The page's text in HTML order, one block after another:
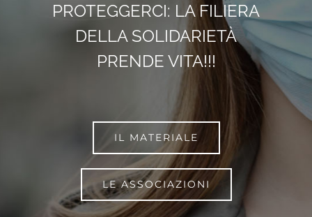
PROTEGGERCI: LA FILIERA
DELLA SOLIDARIETÀ
PRENDE VITA!!!
IL MATERIALE
LE ASSOCIAZIONI